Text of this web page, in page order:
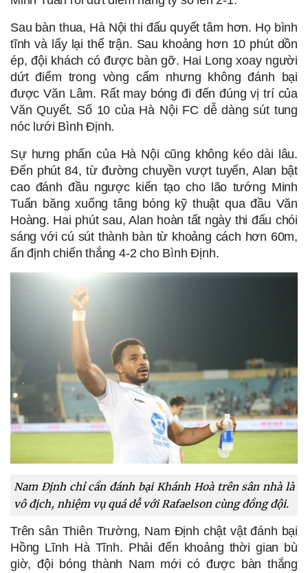
Sau bàn thua, Hà Nội thi đấu quyết tâm hơn. Họ bình
tĩnh và lấy lại thế trận. Sau khoảng hơn 10 phút dồn
ép, đội khách có được bàn gỡ. Hai Long xoay người
dứt điểm trong vòng cấm nhưng không đánh bại
được Văn Lâm. Rất may bóng đi đến đúng vị trí của
Văn Quyết. Số 10 của Hà Nội FC dễ dàng sút tung
nóc lưới Bình Định.
Sự hưng phấn của Hà Nội cũng không kéo dài lâu.
Đến phút 84, từ đường chuyền vượt tuyến, Alan bật
cao đánh đầu ngược kiến tạo cho lão tướng Minh
Tuấn băng xuống tâng bóng kỹ thuật qua đầu Văn
Hoàng. Hai phút sau, Alan hoàn tất ngày thi đấu chói
sáng với cú sút thành bàn từ khoảng cách hơn 60m,
ấn định chiến thắng 4-2 cho Bình Định.
Nam Định chỉ cần đánh bại Khánh Hoà trên sân nhà là
vô địch, nhiệm vụ quá dễ với Rafaelson cùng đồng đội.
Trên sân Thiên Trường, Nam Định chật vật đánh bại
Hồng Lĩnh Hà Tĩnh. Phải đến khoảng thời gian bù
giờ, đội bóng thành Nam mới có được bàn thắng